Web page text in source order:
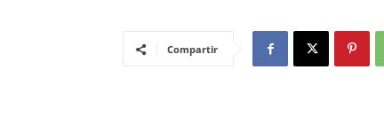
Compartir